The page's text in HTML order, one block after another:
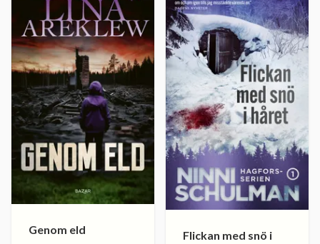
Genom eld
Flickan med snö i